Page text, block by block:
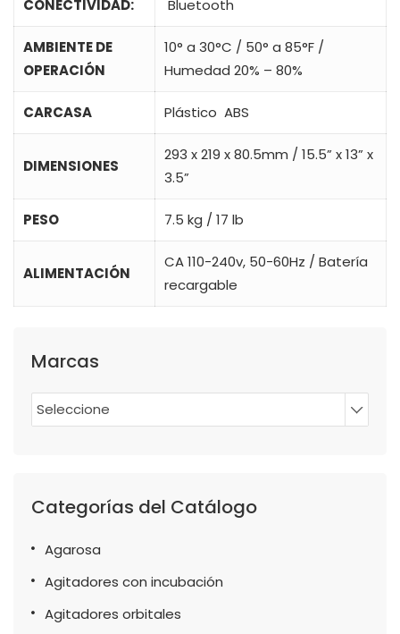
CONECTIVIDAD: Bluetooth
AMBIENTE DE
OPERACIÓN
10° a 30°C / 50° a 85°F /
Humedad 20% – 80%
CARCASA Plástico ABS
DIMENSIONES
293 x 219 x 80.5mm / 15.5” x 13” x
3.5”
PESO 7.5 kg / 17 lb
ALIMENTACIÓN
CA 110-240v, 50-60Hz / Batería
recargable
Marcas
Seleccione
Categorías del Catálogo
Agarosa
Agitadores con incubación
Agitadores orbitales